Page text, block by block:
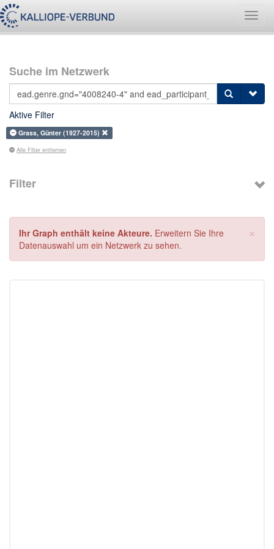
Suche im Netzwerk
Aktive Filter
Grass, Günter (1927-2015)
Alle Filter entfernen
Filter
×
Ihr Graph enthält keine Akteure. Erweitern Sie Ihre
Datenauswahl um ein Netzwerk zu sehen.